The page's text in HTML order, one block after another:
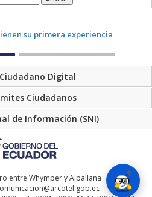
Digital
Ciudadanos
de Información (SNI)
entre Whymper y Alpallana